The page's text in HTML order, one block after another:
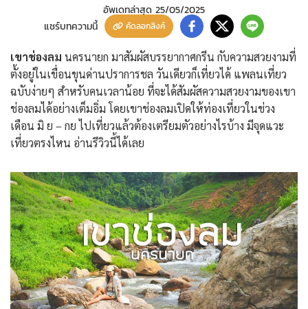
อัพเดทล่าสุด 25/05/2025
แชร์บทความนี้
คัดลอกลิงค์
เขาช่องลม นครนายก มาสัมผัสบรรยากาศกรีน กับความสวยงามที่
ตั้งอยู่ในเขื่อนขุนด่านปราการชล วันเดียวก็เที่ยวได้ แพลนเที่ยว
ฉบับง่ายๆ สำหรับคนเวลาน้อย ที่จะได้สัมผัสความสวยงามของเขา
ช่องลมได้อย่างเต็มอิ่ม โดยเขาช่องลมเปิดให้ท่องเที่ยวในช่วง
เดือน มิ ย – กย ไปเที่ยวแล้วต้องเตรียมตัวอย่างไรบ้าง มีจุดแวะ
เที่ยวตรงไหน อ่านรีวิวนี้ได้เลย